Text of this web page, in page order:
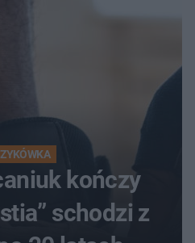
kończy
schodzi z